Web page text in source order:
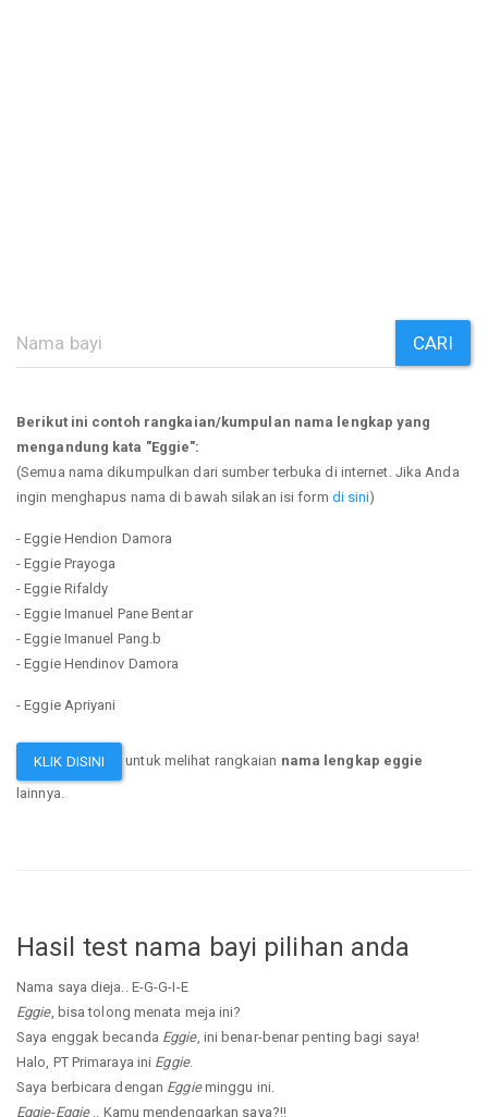
CARI
Berikut ini contoh rangkaian/kumpulan nama lengkap yang
mengandung kata "Eggie":
(Semua nama dikumpulkan dari sumber terbuka di internet. Jika Anda
ingin menghapus nama di bawah silakan isi form di sini)
- Eggie Hendion Damora
- Eggie Prayoga
- Eggie Rifaldy
- Eggie Imanuel Pane Bentar
- Eggie Imanuel Pang.b
- Eggie Hendinov Damora
- Eggie Apriyani
KLIK DISINI untuk melihat rangkaian nama lengkap eggie
lainnya.
Hasil test nama bayi pilihan anda
Nama saya dieja.. E-G-G-I-E
Eggie, bisa tolong menata meja ini?
Saya enggak becanda Eggie, ini benar-benar penting bagi saya!
Halo, PT Primaraya ini Eggie.
Saya berbicara dengan Eggieminggu ini.
Eggie-Eggie.. Kamu mendengarkan saya?!!